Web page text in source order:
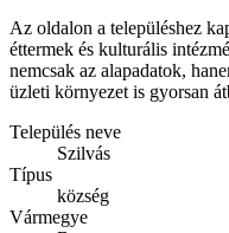
Az oldalon a településhez
éttermek és kulturális
nemcsak az alapadatok,
üzleti környezet is gyorsan
Település neve
Szilvás
Típus
község
Vármegye